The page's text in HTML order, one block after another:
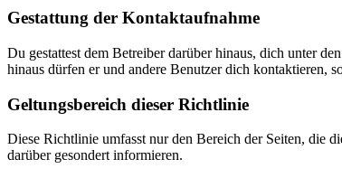
Gestattung der Kontaktaufnahme
Du gestattest dem Betreiber darüber hinaus, dich unter
hinaus dürfen er und andere Benutzer dich kontaktieren,
Geltungsbereich dieser Richtlinie
Diese Richtlinie umfasst nur den Bereich der Seiten, die
darüber gesondert informieren.